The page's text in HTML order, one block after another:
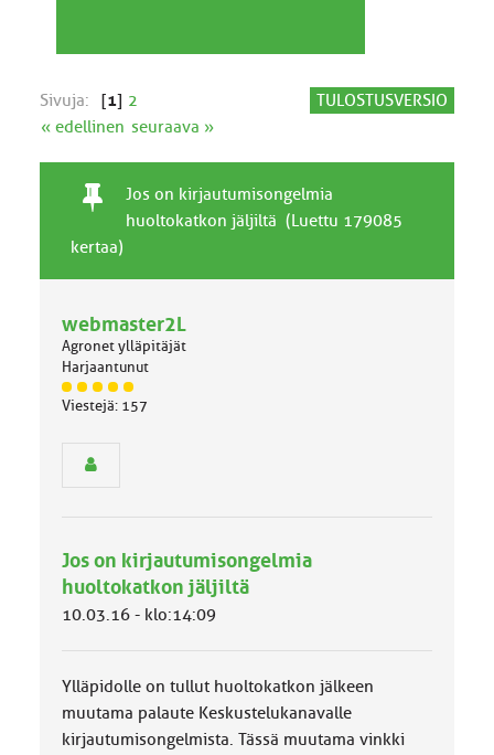
TULOSTUSVERSIO
Sivuja: [1] 2
« edellinen seuraava »
l
i
n
e
n
a
P
y
v
a
i
h
e
A
i
Jos on kirjautumisongelmia
huoltokatkon jäljiltä (Luettu 179085
kertaa)
webmaster2L
Agronet ylläpitäjät
Harjaantunut
J
ä
m
ä
u
k
a
Viestejä: 157
Jos on kirjautumisongelmia
huoltokatkon jäljiltä
10.03.16 - klo:14:09
Ylläpidolle on tullut huoltokatkon jälkeen
muutama palaute Keskustelukanavalle
kirjautumisongelmista. Tässä muutama vinkki